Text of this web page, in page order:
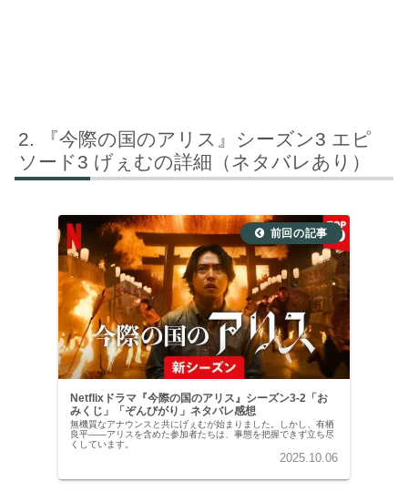
『今際の国のアリス』シーズン3 エピ
ソード3 げぇむの詳細（ネタバレあり）
Netflixドラマ『今際の国のアリス』シーズン3-2「お
みくじ」「ぞんびがり」ネタバレ感想
無機質なアナウンスと共にげぇむが始まりました。しかし、有栖
良平――アリスを含めた参加者たちは、事態を把握できず立ち尽
くしています。
2025.10.06